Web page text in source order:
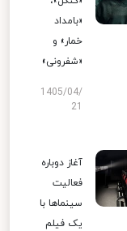
«بامداد
خمار» و
«شفرونی»
1405/04/
آغاز دوباره
فعالیت
سینماها با
یک فیلم